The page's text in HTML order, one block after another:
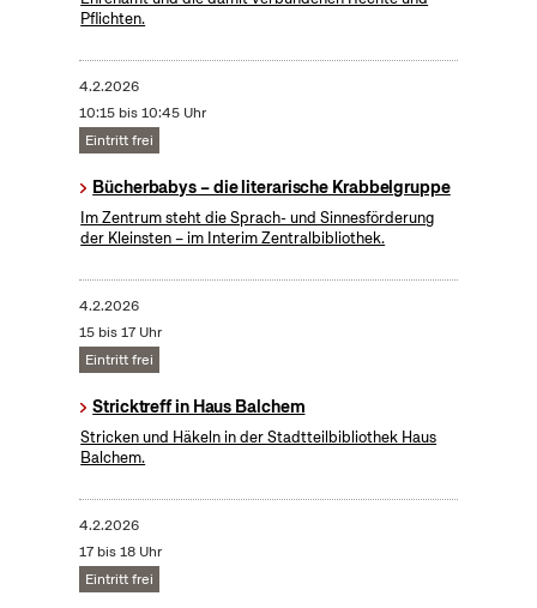
Pflichten.
4.2.2026
10:15 bis 10:45 Uhr
Eintritt frei
Bücherbabys – die literarische Krabbelgruppe
Im Zentrum steht die Sprach- und Sinnesförderung
der Kleinsten – im Interim Zentralbibliothek.
4.2.2026
15 bis 17 Uhr
Eintritt frei
Stricktreff in Haus Balchem
Stricken und Häkeln in der Stadtteilbibliothek Haus
Balchem.
4.2.2026
17 bis 18 Uhr
Eintritt frei